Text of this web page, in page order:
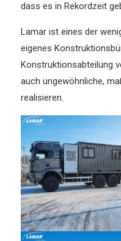
dass es in Rekordzeit
Lamar ist eines der
eigenes
Konstruktionsabteilung
auch ungewöhnliche,
realisieren.